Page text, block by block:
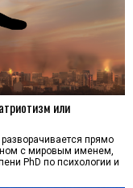
или
прямо
с мировым именем,
PhD по психологии и